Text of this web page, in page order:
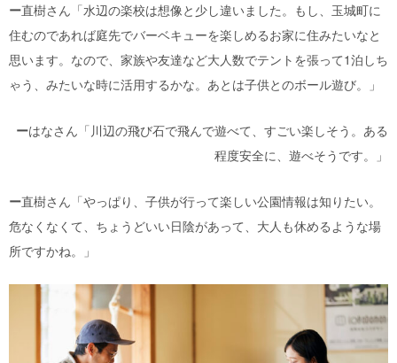
ー直樹さん「水辺の楽校は想像と少し違いました。もし、玉城町に
住むのであれば庭先でバーベキューを楽しめるお家に住みたいなと
思います。なので、家族や友達など大人数でテントを張って1泊しち
ゃう、みたいな時に活用するかな。あとは子供とのボール遊び。」
ーはなさん「川辺の飛び石で飛んで遊べて、すごい楽しそう。ある
程度安全に、遊べそうです。」
ー直樹さん「やっぱり、子供が行って楽しい公園情報は知りたい。
危なくなくて、ちょうどいい日陰があって、大人も休めるような場
所ですかね。」